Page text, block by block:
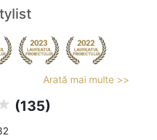
Arată mai multe >>
(135)